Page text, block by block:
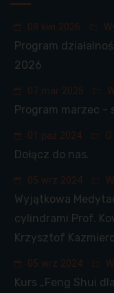
08 kwi 2026
Program
2026
07 mar 2025
Program marzec -
01 paź 2024
Dołącz do nas.
05 wrz 2024
Wyjątkowa
cylindrami Prof.
Krzysztof
05 wrz 2024
Kurs „Feng Shui